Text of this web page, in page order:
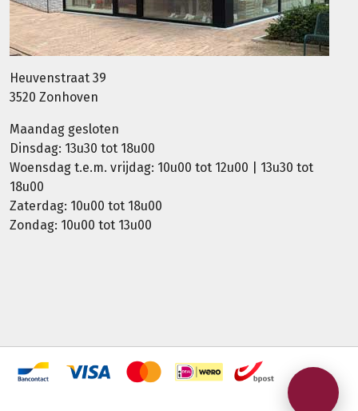
Heuvenstraat 39
3520 Zonhoven
Maandag gesloten
Dinsdag: 13u30 tot 18u00
Woensdag t.e.m. vrijdag: 10u00 tot 12u00 | 13u30 tot
18u00
Zaterdag: 10u00 tot 18u00
Zondag: 10u00 tot 13u00